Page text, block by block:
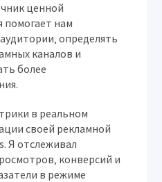
ценной
помогает нам
определять
каналов и
более
в реальном
своей рекламной
Я отслеживал
конверсий и
в режиме